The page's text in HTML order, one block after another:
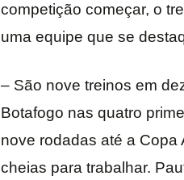
competição começar, o
uma equipe que se
– São nove treinos em
Botafogo nas quatro
nove rodadas até a Copa
cheias para trabalhar.